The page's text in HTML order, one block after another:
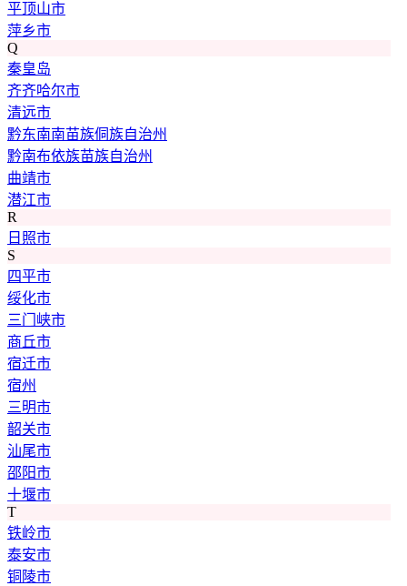
平顶山市
萍乡市
Q
秦皇岛
齐齐哈尔市
清远市
黔东南南苗族侗族自治州
黔南布依族苗族自治州
曲靖市
潜江市
R
日照市
S
四平市
绥化市
三门峡市
商丘市
宿迁市
宿州
三明市
韶关市
汕尾市
邵阳市
十堰市
T
铁岭市
泰安市
铜陵市